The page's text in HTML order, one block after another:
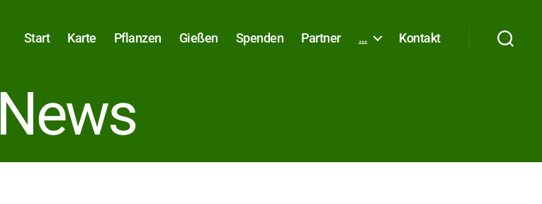
Start Karte Pflanzen Gießen Spenden Partner … Kontakt
News